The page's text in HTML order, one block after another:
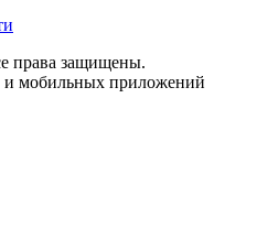
защищены.
и мобильных приложений